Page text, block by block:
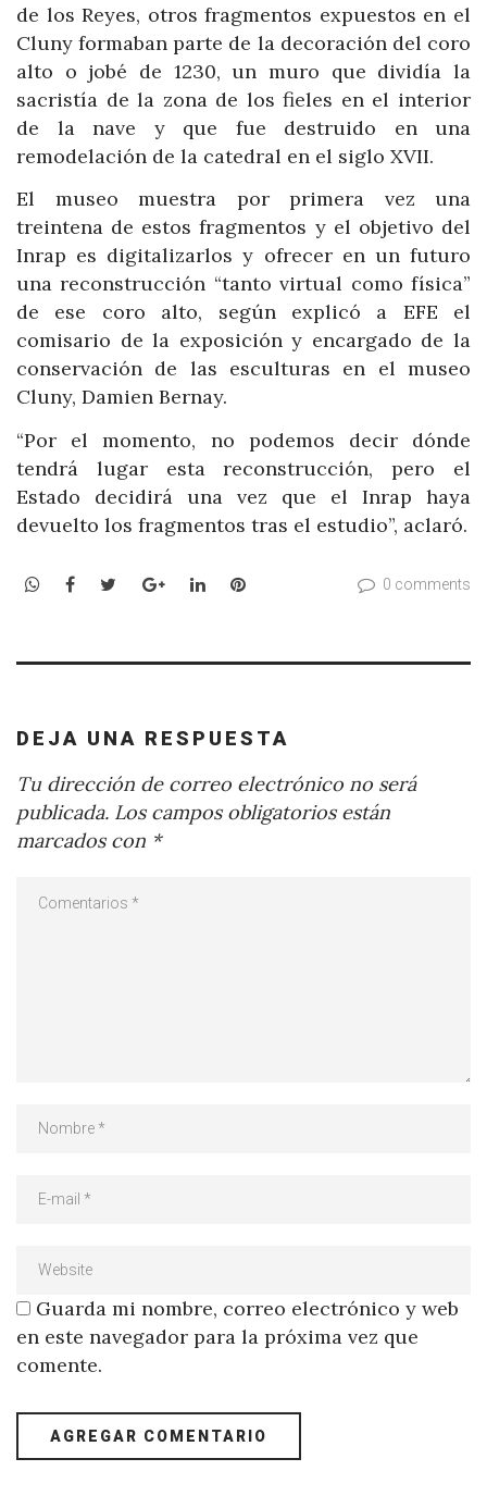
de los Reyes, otros fragmentos expuestos en el
Cluny formaban parte de la decoración del coro
alto o jobé de 1230, un muro que dividía la
sacristía de la zona de los fieles en el interior
de la nave y que fue destruido en una
remodelación de la catedral en el siglo XVII.
El museo muestra por primera vez una
treintena de estos fragmentos y el objetivo del
Inrap es digitalizarlos y ofrecer en un futuro
una reconstrucción “tanto virtual como física”
de ese coro alto, según explicó a EFE el
comisario de la exposición y encargado de la
conservación de las esculturas en el museo
Cluny, Damien Bernay.
“Por el momento, no podemos decir dónde
tendrá lugar esta reconstrucción, pero el
Estado decidirá una vez que el Inrap haya
devuelto los fragmentos tras el estudio”, aclaró.
WhatsApp
Facebook
TwitterGoogle+LinkedInPinterest 0 comments
DEJA UNA RESPUESTA
Tu dirección de correo electrónico no será
publicada. Los campos obligatorios están
marcados con *
Guarda mi nombre, correo electrónico y web
en este navegador para la próxima vez que
comente.